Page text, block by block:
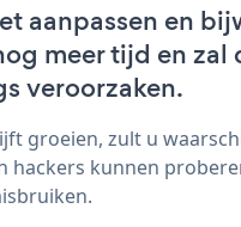
aanpassen en
meer tijd en
veroorzaken.
groeien, zult u
hackers kunnen